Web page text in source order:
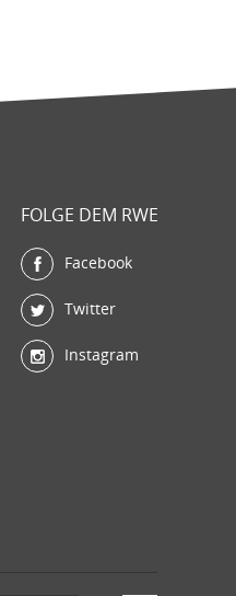
FOLGE DEM RWE
Facebook
Twitter
Instagram